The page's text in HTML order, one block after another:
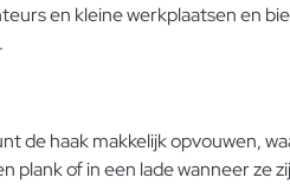
en kleine werkplaatsen en
de haak makkelijk opvouwen,
of in een lade wanneer ze